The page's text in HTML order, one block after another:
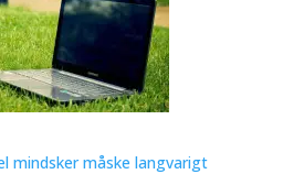
mindsker måske langvarigt